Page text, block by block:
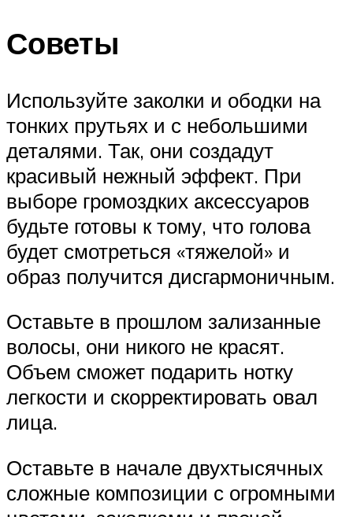
Советы
Используйте заколки и ободки на
тонких прутьях и с небольшими
деталями. Так, они создадут
красивый нежный эффект. При
выборе громоздких аксессуаров
будьте готовы к тому, что голова
будет смотреться «тяжелой» и
образ получится дисгармоничным.
Оставьте в прошлом зализанные
волосы, они никого не красят.
Объем сможет подарить нотку
легкости и скорректировать овал
лица.
Оставьте в начале двухтысячных
сложные композиции с огромными